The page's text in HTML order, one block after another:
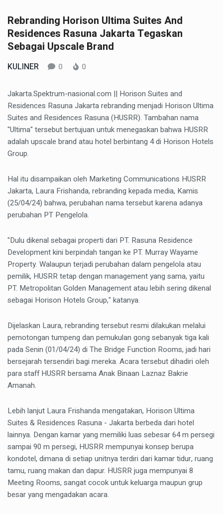
Rebranding Horison Ultima Suites And
Residences Rasuna Jakarta Tegaskan
Sebagai Upscale Brand
KULINER 0 0
Jakarta.Spektrum-nasional.com || Horison Suites and
Residences Rasuna Jakarta rebranding menjadi Horison Ultima
Suites and Residences Rasuna (HUSRR). Tambahan nama
"Ultima" tersebut bertujuan untuk menegaskan bahwa HUSRR
adalah upscale brand atau hotel berbintang 4 di Horison Hotels
Group.
Hal itu disampaikan oleh Marketing Communications HUSRR
Jakarta, Laura Frishanda, rebranding kepada media, Kamis
(25/04/24) bahwa, perubahan nama tersebut karena adanya
perubahan PT Pengelola.
"Dulu dikenal sebagai properti dari PT. Rasuna Residence
Development kini berpindah tangan ke PT. Murray Wayame
Property. Walaupun terjadi perubahan dalam pengelola atau
pemilik, HUSRR tetap dengan management yang sama, yaitu
PT. Metropolitan Golden Management atau lebih sering dikenal
sebagai Horison Hotels Group," katanya.
Dijelaskan Laura, rebranding tersebut resmi dilakukan melalui
pemotongan tumpeng dan pemukulan gong sebanyak tiga kali
pada Senin (01/04/24) di The Bridge Function Rooms, jadi hari
bersejarah tersendiri bagi mereka. Acara tersebut dihadiri oleh
para staff HUSRR bersama Anak Binaan Laznaz Bakrie
Amanah.
Lebih lanjut Laura Frishanda mengatakan, Horison Ultima
Suites & Residences Rasuna - Jakarta berbeda dari hotel
lainnya. Dengan kamar yang memiliki luas sebesar 64 m persegi
sampai 90 m persegi, HUSRR mempunyai konsep berupa
kondotel, dimana di setiap unitnya terdiri dari kamar tidur, ruang
tamu, ruang makan dan dapur. HUSRR juga mempunyai 8
Meeting Rooms, sangat cocok untuk keluarga maupun grup
besar yang mengadakan acara.